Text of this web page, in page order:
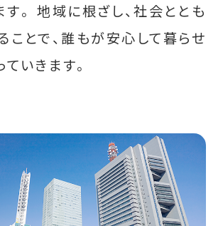
募集要項
ENTRY
。 地域に根ざし、社会ととも
ことで、誰もが安心して暮らせ
いきます。